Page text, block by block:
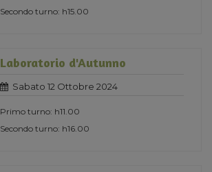
Secondo turno: h15.00
Laboratorio d'Autunno
Sabato 12 Ottobre 2024
Primo turno: h11.00
Secondo turno: h16.00